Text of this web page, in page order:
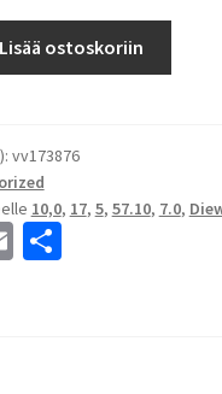
Lisää ostoskoriin
vv173876
10,0, 17, 5, 57.10, 7.0,
E S